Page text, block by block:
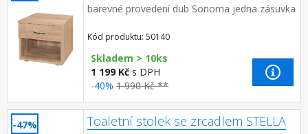
barevné provedení dub Sonoma jedna zásuvka
Kód produktu: 50140
Skladem > 10ks
1 199 Kč s DPH
-40% 1 990 Kč **
-47% Toaletní stolek se zrcadlem STELLA